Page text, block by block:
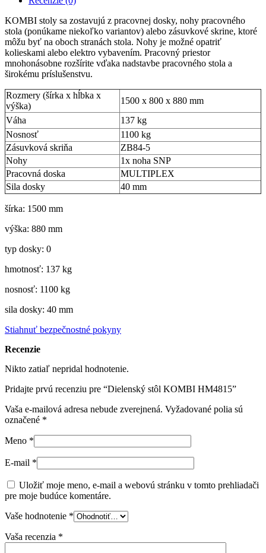
KOMBI stoly sa zostavujú z pracovnej dosky, nohy pracovného
stola (ponúkame niekoľko variantov) alebo zásuvkové skrine, ktoré
môžu byť na oboch stranách stola. Nohy je možné opatriť
kolieskami alebo elektro vybavením. Pracovný priestor
mnohonásobne rozšírite vďaka nadstavbe pracovného stola a
širokému príslušenstvu.
Rozmery (šírka x hĺbka x
výška)
1500 x 800 x 880 mm
Váha
137 kg
Nosnosť
1100 kg
Zásuvková skriňa
ZB84-5
Nohy
1x noha SNP
Pracovná doska
MULTIPLEX
Sila dosky
40 mm
šírka: 1500 mm
výška: 880 mm
typ dosky: 0
hmotnosť: 137 kg
nosnosť: 1100 kg
sila dosky: 40 mm
Stiahnuť bezpečnostné pokyny
Recenzie
Nikto zatiaľ nepridal hodnotenie.
Pridajte prvú recenziu pre “Dielenský stôl KOMBI HM4815”
Vaša e-mailová adresa nebude zverejnená. Vyžadované polia sú
označené *
Meno *
E-mail *
Uložiť moje meno, e-mail a webovú stránku v tomto prehliadači
pre moje budúce komentáre.
Vaše hodnotenie *
Vaša recenzia *